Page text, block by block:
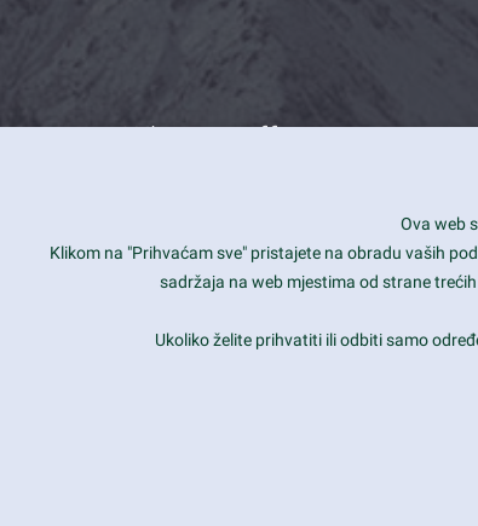
What we offer
Is your website user friendly?
Ark offers weekly stunning designs.
Why our customers love Ark?
Ova web
Klikom na "Prihvaćam sve" pristajete na obradu vaših
sadržaja na web mjestima od strane
Ukoliko želite prihvatiti ili odbiti samo